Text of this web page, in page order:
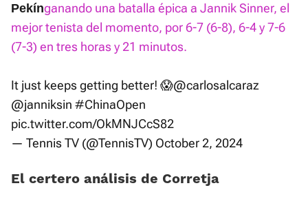
Pekínganando una batalla épica a Jannik Sinner, el
mejor tenista del momento, por 6-7 (6-8), 6-4 y 7-6
(7-3) en tres horas y 21 minutos.
It just keeps getting better! 😱@carlosalcaraz
@janniksin #ChinaOpen
pic.twitter.com/OkMNJCcS82
— Tennis TV (@TennisTV) October 2, 2024
El certero análisis de Corretja